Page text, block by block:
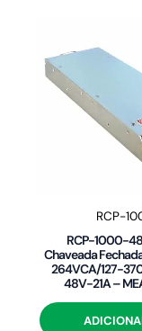
RCP-
RCP-1000-
Chaveada
264VCA/127-
48V-21A –